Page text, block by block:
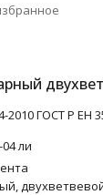
2010 ГОСТ Р ЕН
ли